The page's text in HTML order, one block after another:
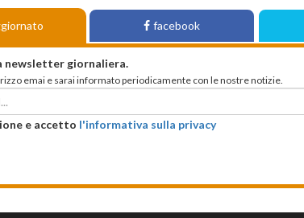
facebook
newsletter giornaliera.
emai e sarai informato periodicamente con le nostre notizie.
e accetto l'informativa sulla privacy